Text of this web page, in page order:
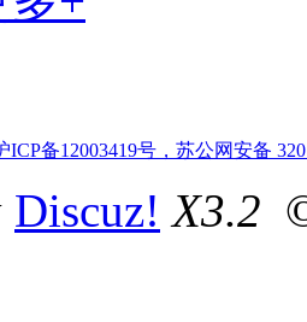
ICP备12003419号，苏公网安备
Discuz! X3.2